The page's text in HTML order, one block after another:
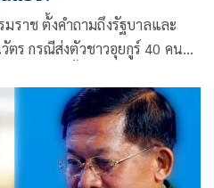
ราช ตั้งคำถามถึงรัฐบาลและ
ร กรณีส่งตัวชาวอุยกูร์ 40 คน
กระทบต่อความสัมพันธ์ระหว่าง
สิทธิมนุษยชนของไทย